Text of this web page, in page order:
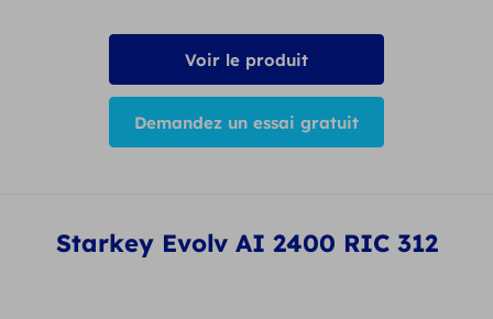
Voir le produit
Demandez un essai gratuit
Starkey Evolv AI 2400 RIC 312